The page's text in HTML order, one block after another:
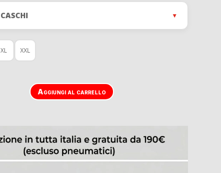
279,00 €.169,00 €.
▼
XL XXL
Aggiungi al carrello